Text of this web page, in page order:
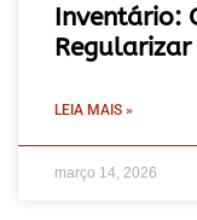
Inventário:
LEIA MAIS »
março 14, 2026